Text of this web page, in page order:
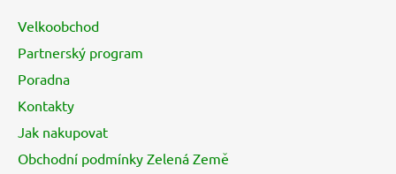
Velkoobchod
Partnerský program
Poradna
Kontakty
Jak nakupovat
Obchodní podmínky Zelená Země